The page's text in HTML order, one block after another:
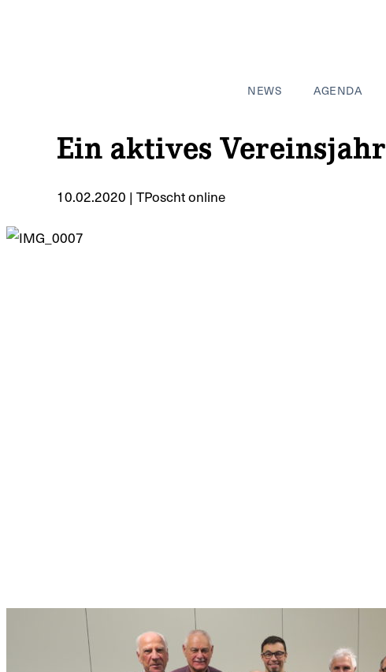
NEWS AGENDA
Ein aktives Vereinsjahr
10.02.2020 | TPoscht online